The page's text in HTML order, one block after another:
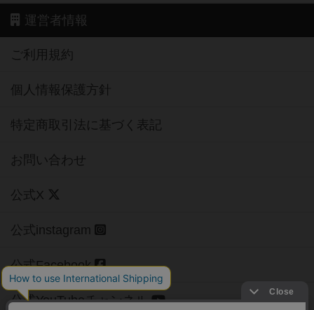
運営者情報
ご利用規約
個人情報保護方針
特定商取引法に基づく表記
お問い合わせ
公式X
公式instagram
公式Facebook
公式YouTubeチャンネル